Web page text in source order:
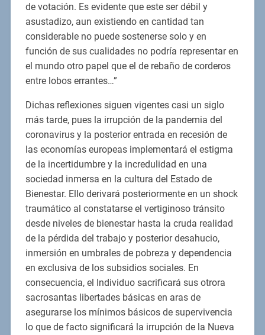
de votación. Es evidente que este ser débil y
asustadizo, aun existiendo en cantidad tan
considerable no puede sostenerse solo y en
función de sus cualidades no podría representar en
el mundo otro papel que el de rebaño de corderos
entre lobos errantes…”
Dichas reflexiones siguen vigentes casi un siglo
más tarde, pues la irrupción de la pandemia del
coronavirus y la posterior entrada en recesión de
las economías europeas implementará el estigma
de la incertidumbre y la incredulidad en una
sociedad inmersa en la cultura del Estado de
Bienestar. Ello derivará posteriormente en un shock
traumático al constatarse el vertiginoso tránsito
desde niveles de bienestar hasta la cruda realidad
de la pérdida del trabajo y posterior desahucio,
inmersión en umbrales de pobreza y dependencia
en exclusiva de los subsidios sociales. En
consecuencia, el Individuo sacrificará sus otrora
sacrosantas libertades básicas en aras de
asegurarse los mínimos básicos de supervivencia
lo que de facto significará la irrupción de la Nueva